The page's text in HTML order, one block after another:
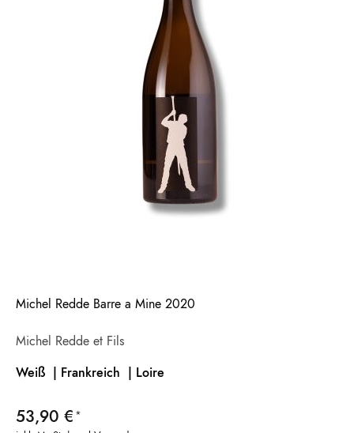
Michel Redde Barre a Mine 2020
Michel Redde et Fils
Weiß | Frankreich | Loire
53,90 €